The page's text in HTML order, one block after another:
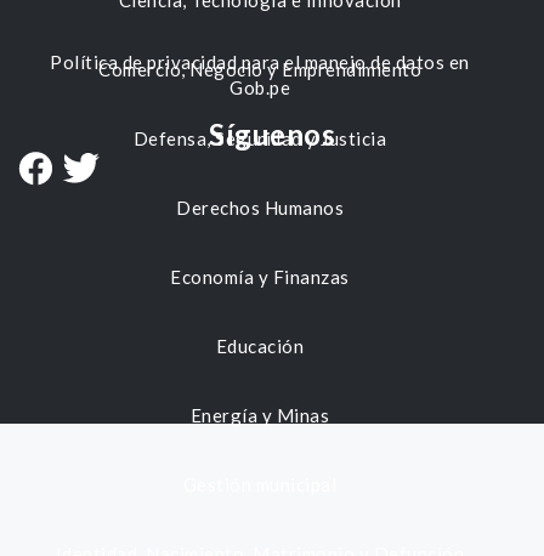
Comercio, Negocio y Emprendimiento
Defensa, Seguridad y Justicia
Derechos Humanos
Economía y Finanzas
Educación
Energía y Minas
Política de privacidad para el manejo de datos en
Gob.pe
Síguenos